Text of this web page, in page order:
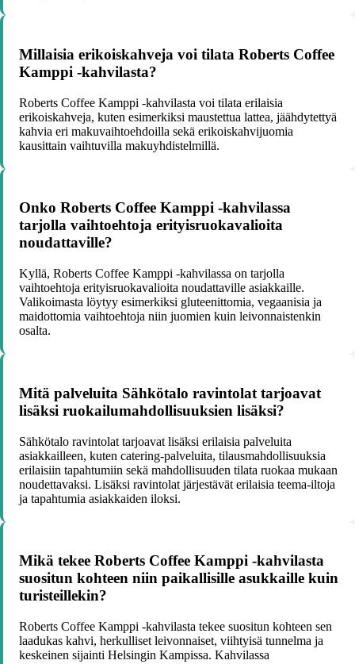
Millaisia erikoiskahveja voi tilata Roberts Coffee
Kamppi -kahvilasta?
Roberts Coffee Kamppi -kahvilasta voi tilata erilaisia
erikoiskahveja, kuten esimerkiksi maustettua lattea, jäähdytettyä
kahvia eri makuvaihtoehdoilla sekä erikoiskahvijuomia
kausittain vaihtuvilla makuyhdistelmillä.
Onko Roberts Coffee Kamppi -kahvilassa
tarjolla vaihtoehtoja erityisruokavalioita
noudattaville?
Kyllä, Roberts Coffee Kamppi -kahvilassa on tarjolla
vaihtoehtoja erityisruokavalioita noudattaville asiakkaille.
Valikoimasta löytyy esimerkiksi gluteenittomia, vegaanisia ja
maidottomia vaihtoehtoja niin juomien kuin leivonnaistenkin
osalta.
Mitä palveluita Sähkötalo ravintolat tarjoavat
lisäksi ruokailumahdollisuuksien lisäksi?
Sähkötalo ravintolat tarjoavat lisäksi erilaisia palveluita
asiakkailleen, kuten catering-palveluita, tilausmahdollisuuksia
erilaisiin tapahtumiin sekä mahdollisuuden tilata ruokaa mukaan
noudettavaksi. Lisäksi ravintolat järjestävät erilaisia teema-iltoja
ja tapahtumia asiakkaiden iloksi.
Mikä tekee Roberts Coffee Kamppi -kahvilasta
suositun kohteen niin paikallisille asukkaille kuin
turisteillekin?
Roberts Coffee Kamppi -kahvilasta tekee suositun kohteen sen
laadukas kahvi, herkulliset leivonnaiset, viihtyisä tunnelma ja
keskeinen sijainti Helsingin Kampissa. Kahvilassa